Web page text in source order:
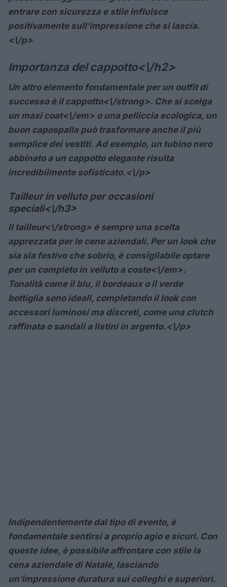
entrare con sicurezza e stile influisce
positivamente sull’impressione che si lascia.
<\/p>
Importanza del cappotto<\/h2>
Un altro elemento fondamentale per un outfit di
successo è il cappotto<\/strong>. Che si scelga
un maxi coat<\/em> o una pelliccia ecologica, un
buon capospalla può trasformare anche il più
semplice dei vestiti. Ad esempio, un tubino nero
abbinato a un cappotto elegante risulta
incredibilmente sofisticato.<\/p>
Tailleur in velluto per occasioni
speciali<\/h3>
Il tailleur<\/strong> è sempre una scelta
apprezzata per le cene aziendali. Per un look che
sia sia festivo che sobrio, è consigliabile optare
per un completo in velluto a coste<\/em>.
Tonalità come il blu, il bordeaux o il verde
bottiglia sono ideali, completando il look con
accessori luminosi ma discreti, come una clutch
raffinata o sandali a listini in argento.<\/p>
Indipendentemente dal tipo di evento, è
fondamentale sentirsi a proprio agio e sicuri. Con
queste idee, è possibile affrontare con stile la
cena aziendale di Natale, lasciando
un’impressione duratura sui colleghi e superiori.